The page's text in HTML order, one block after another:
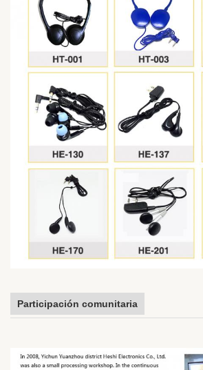
Participación comunitaria